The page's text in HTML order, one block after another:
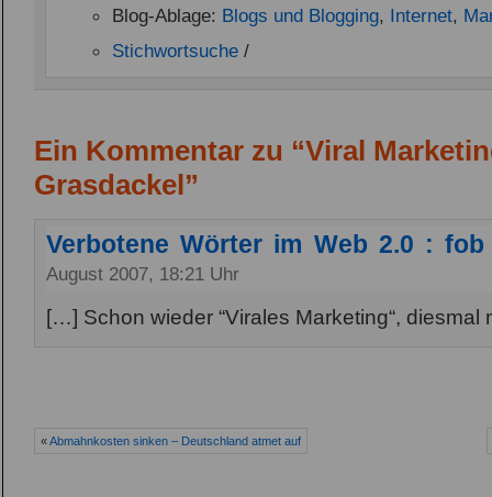
Blog-Ablage: Blogs und Blogging, Internet,
Stichwortsuche /
Ein Kommentar zu “Viral
Grasdackel”
Verbotene Wörter im Web 2.0 :
August 2007, 18:21 Uhr
[…] Schon wieder “Virales Marketing“,
«Abmahnkosten sinken – Deutschland atmet auf